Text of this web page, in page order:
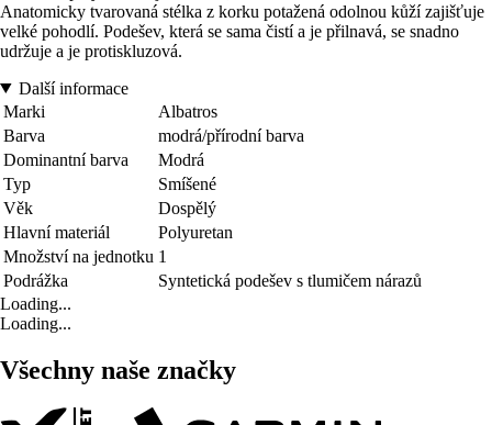
Anatomicky tvarovaná stélka z korku potažená odolnou kůží zajišťuje
velké pohodlí. Podešev, která se sama čistí a je přilnavá, se snadno
udržuje a je protiskluzová.
Další informace
Marki
Albatros
Barva
modrá/přírodní barva
Dominantní barva
Modrá
Typ
Smíšené
Věk
Dospělý
Hlavní materiál
Polyuretan
Množství na jednotku 1
Podrážka
Syntetická podešev s tlumičem nárazů
Loading...
Loading...
Všechny naše značky